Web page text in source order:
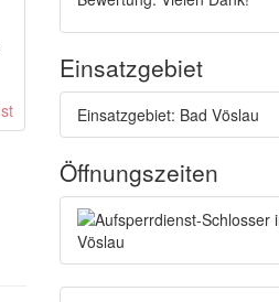
Einsatzgebiet
Einsatzgebiet: Bad Vöslau
Öffnungszeiten